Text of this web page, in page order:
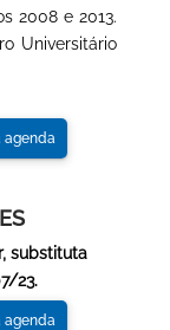
2008 e 2013.
Universitário
agenda
substituta
23.
agenda